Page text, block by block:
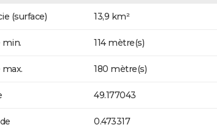
(surface) 13,9 km²
min. 114 mètre(s)
180 mètre(s)
49.177043
0.473317